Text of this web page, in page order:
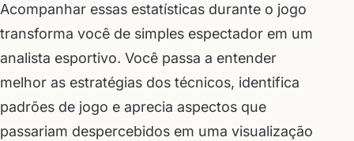
Acompanhar essas estatísticas durante o jogo
transforma você de simples espectador em um
analista esportivo. Você passa a entender
melhor as estratégias dos técnicos, identifica
padrões de jogo e aprecia aspectos que
passariam despercebidos em uma visualização